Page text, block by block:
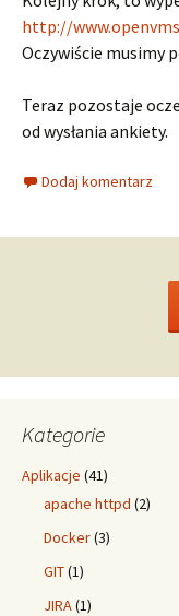
http://
Oczywiście musimy
Teraz pozostaje
od wysłania ankiety.
Dodaj komentarz
Kategorie
Aplikacje (41)
apache httpd (2)
Docker(3)
GIT(1)
JIRA(1)